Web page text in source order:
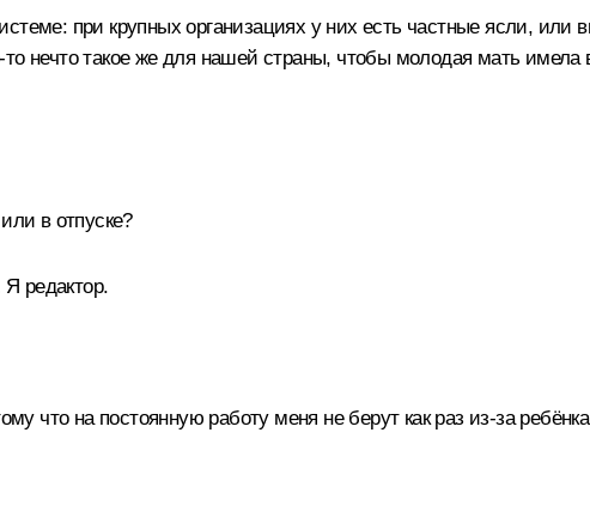
при крупных организациях у них есть частные ясли, или
нечто такое же для нашей страны, чтобы молодая мать имела
в отпуске?
редактор.
что на постоянную работу меня не берут как раз из‑за